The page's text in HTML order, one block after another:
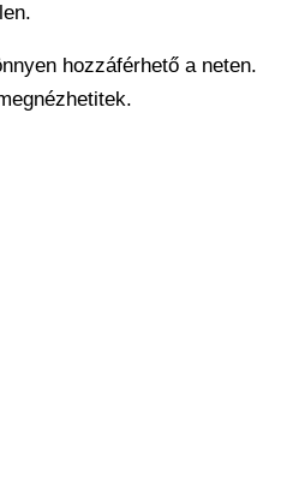
hozzáférhető a neten.